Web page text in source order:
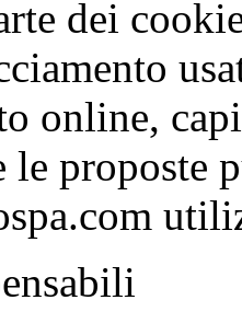
dei
online,
le